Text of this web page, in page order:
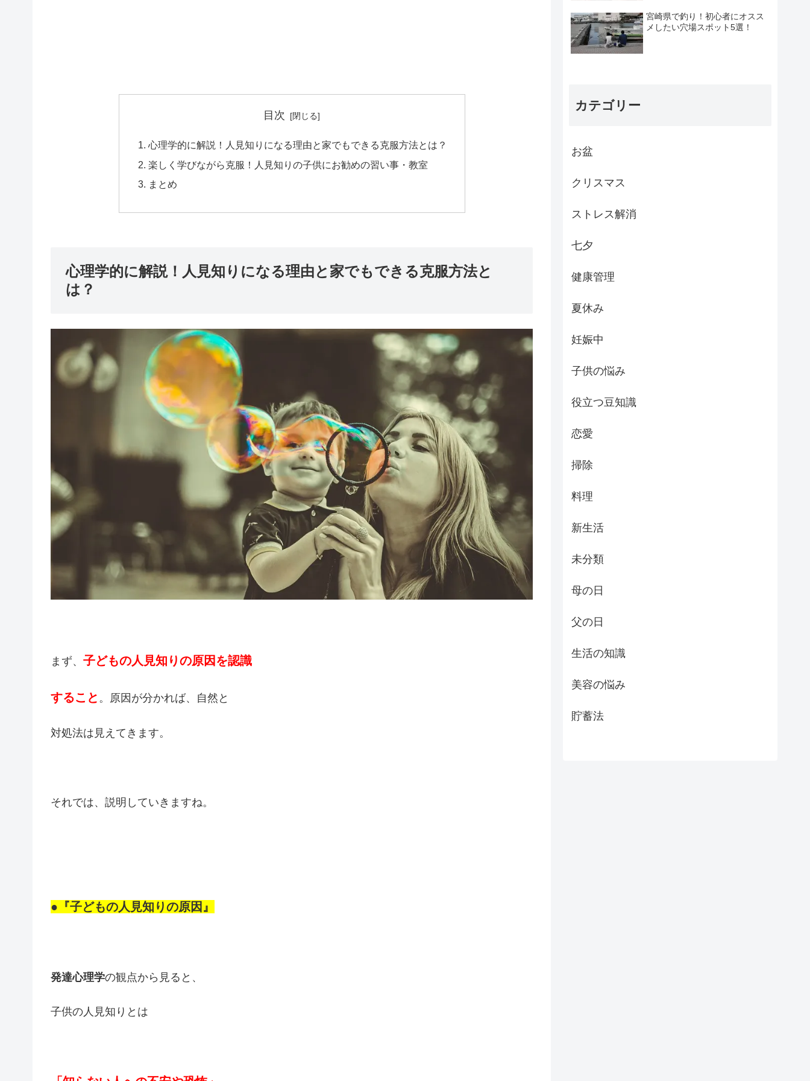
目次
心理学的に解説！人見知りになる理由と家でもできる克服方法とは？
楽しく学びながら克服！人見知りの子供にお勧めの習い事・教室
まとめ
心理学的に解説！人見知りになる理由と家でもできる克服方法と
は？
まず、 子どもの人見知りの原因を認識
すること 。原因が分かれば、自然と
対処法は見えてきます。
それでは、説明していきますね。
●『子どもの人見知りの原因』
発達心理学の観点から見ると、
子供の人見知りとは
宮崎県で釣り！初心者にオスス
メしたい穴場スポット5選！
カテゴリー
お盆
クリスマス
ストレス解消
七夕
健康管理
夏休み
妊娠中
子供の悩み
役立つ豆知識
恋愛
掃除
料理
新生活
未分類
母の日
父の日
生活の知識
美容の悩み
貯蓄法